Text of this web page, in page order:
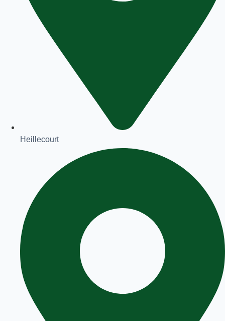
Heillecourt